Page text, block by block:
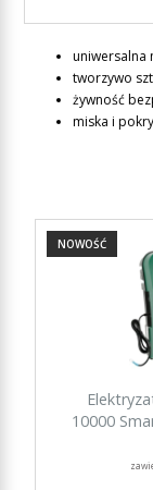
uniwersalna
tworzywo
żywność
miska i
10000
NOWOŚĆ